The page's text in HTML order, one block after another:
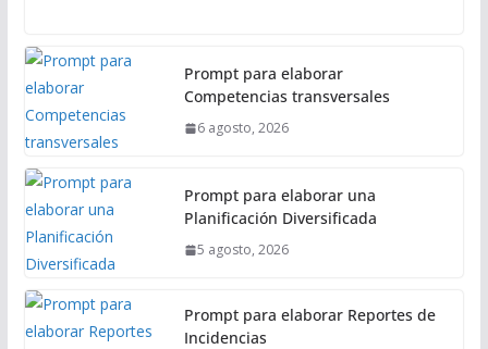
Prompt para elaborar
Competencias transversales
6 agosto, 2026
Prompt para elaborar una
Planificación Diversificada
5 agosto, 2026
Prompt para elaborar Reportes de
Incidencias